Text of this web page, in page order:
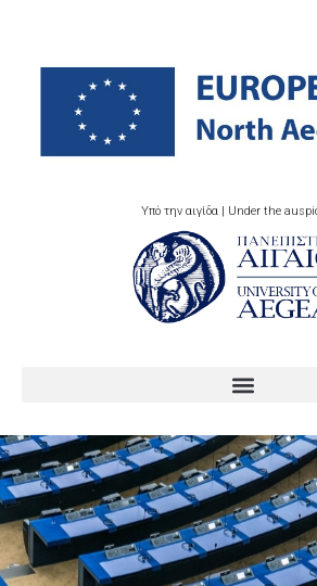
Υπό την αιγίδα | Under the